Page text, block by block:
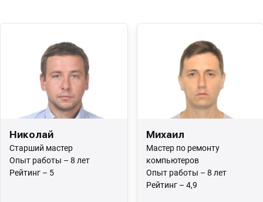
Николай
Старший мастер
Опыт работы – 8 лет
Рейтинг – 5
Михаил
Мастер по ремонту
компьютеров
Опыт работы – 8 лет
Рейтинг – 4,9